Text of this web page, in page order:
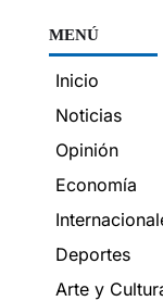
MENÚ
Inicio
Noticias
Opinión
Economía
Deportes
Arte y